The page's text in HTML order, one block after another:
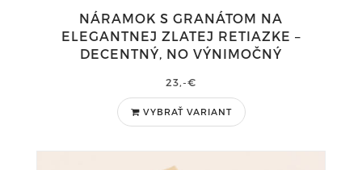
NÁRAMOK S GRANÁTOM NA
ELEGANTNEJ ZLATEJ RETIAZKE –
DECENTNÝ, NO VÝNIMOČNÝ
23,-€
VYBRAŤ VARIANT